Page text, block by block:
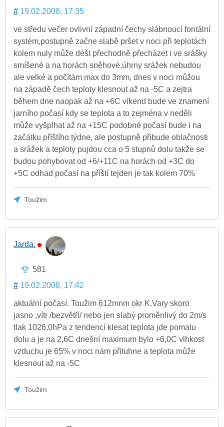
# 19.02.2008, 17:35
ve středu večer ovlivní západní čechy slábnoucí fontální
systém,postupně začne slabě pršet v noci při teplotách
kolem nuly může déšt přechodně přecházet i ve srášky
smíšené a na horách sněhové,úhrny srážek nebudou
ale velké a počítám max do 3mm, dnes v noci můžou
na západě čech teploty klesnout až na -5C a zejtra
během dne naopak až na +6C víkend bude ve znamení
jarního počasí kdy se teplota a to zejména v neděli
může vyšplhat až na +15C podobné počasí bude i na
začátku příštího týdne, ale postupně přibude oblačnosti
a srážek a teploty pujdou cca o 5 stupnů dolu takže se
budou pohybovat od +6/+11C na horách od +3C do
+5C odhad počasí na příští tejden je tak kolem 70%
Toužim
Jarda.
581
# 19.02.2008, 17:42
aktuální počasí. Toužim 612mnm okr K.Vary skoro
jasno ,vítr /bezvětří/ nebo jen slabý proměnlivý do 2m/s
tlak 1026,0hPa z tendencí klesat teplota jde pomalu
dolu a je na 2,6C dnešní maximum bylo +6,0C vlhkost
vzduchu je 65% v noci nám přituhne a teplota může
klesnout až na -5C
Toužim